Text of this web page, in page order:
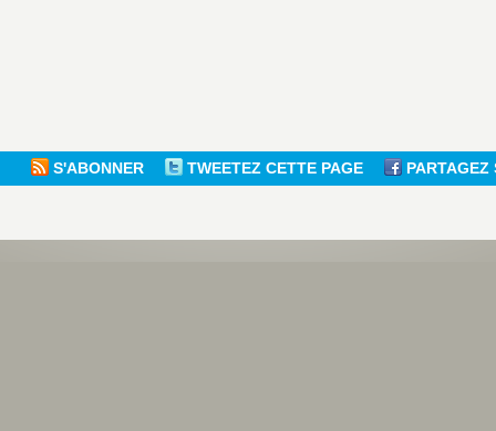
S'ABONNER TWEETEZ CETTE PAGE PARTAGEZ